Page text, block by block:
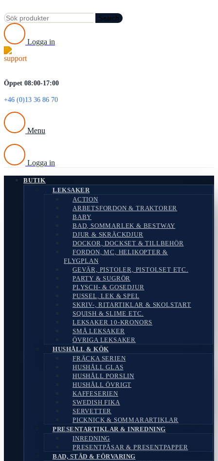
Search
Logga in
Öppet 08:00-17:00
+46 (0)13 36 86 70
Menu
Logga in
BUTIK
LEKSAKER
ACTION
ARBETSFORDON & TRAKTORER
BABY
BAD, SOMMARLEK & BESTWAY
DJUR & SKRÄCKDJUR
DOCKOR, DOCKSET & TILLBEHÖR
FORDON, MC, HELIKOPTER &
FLYGPLAN
GEVÄR, PISTOLER, PISTOLSET ETC.
PARTY & SUGRÖR
PLYSCH- & GOSEDJUR
PUSSEL, LEK & SPEL
SKRIV-, RITARTIKLAR & SKOLSTART
SQUISH & SLIME ETC.
LEKSAKER 10-KRONORS
SMÅ LEKSAKER
ÖVRIGA LEKSAKER
HUSHÅLL & KÖK
FRÄCKA SERIEN
HUSHÅLL GLAS
HUSHÅLL PORSLIN
HUSHÅLL ÖVRIGT
KAFFESERIEN
SWEDISH FIKA
SERVETTER
PICKNICK & SOMMARARTIKLAR
PRESENTARTIKLAR & INREDNING
INREDNING
PRESENTPÅSAR & PRESENTPAPPER
BAD, STÄD & FÖRVARING